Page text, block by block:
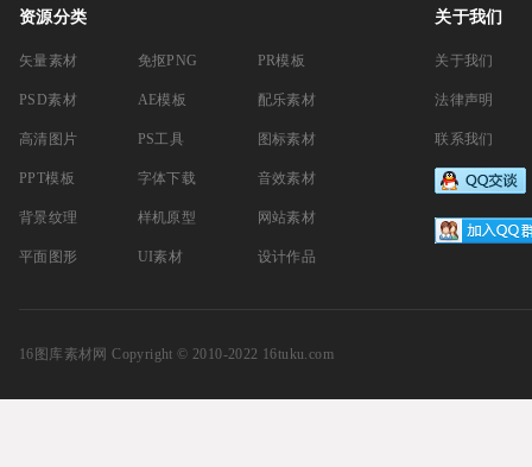
资源分类
矢量素材
PSD素材
高清图片
PPT模板
背景纹理
平面图形
免抠PNG
AE模板
PS工具
字体下载
样机原型
UI素材
PR模板
配乐素材
图标素材
音效素材
网站素材
设计作品
关于我们
关于我们
法律声明
联系我们
16图库素材网 Copyright © 2010-2022 16tuku.com